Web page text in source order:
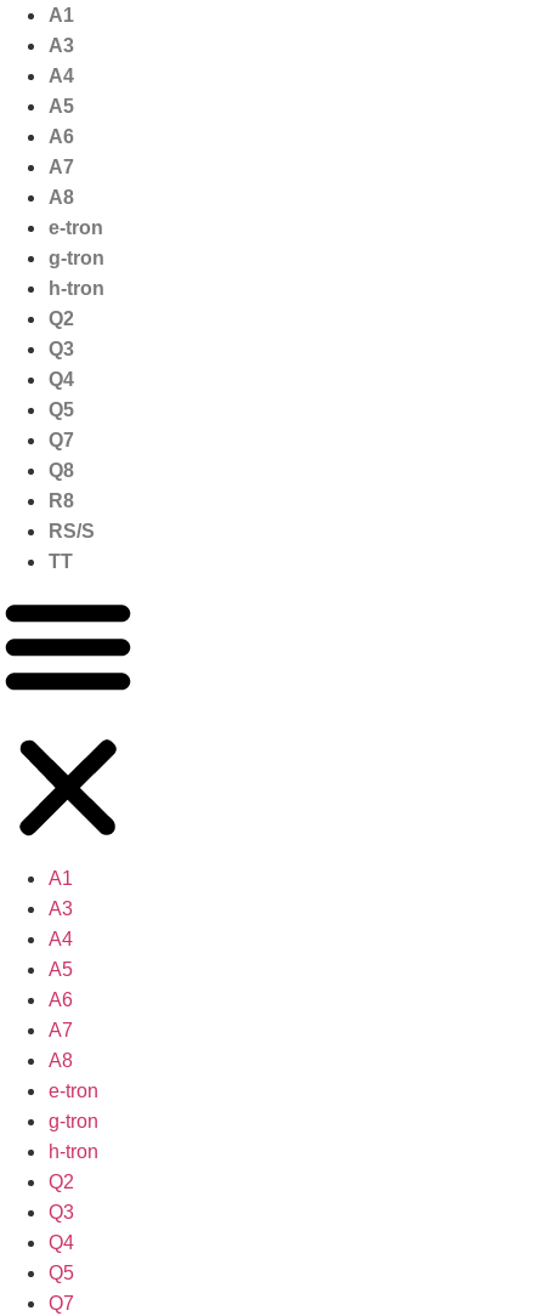
naar
inhoud
A1
A3
A4
A5
A6
A7
A8
e-tron
g-tron
h-tron
Q2
Q3
Q4
Q5
Q7
Q8
R8
RS/S
TT
A1
A3
A4
A5
A6
A7
A8
e-tron
g-tron
h-tron
Q2
Q3
Q4
Q5
Q7